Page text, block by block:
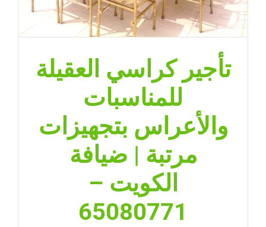
تأجير كراسي العقيلة
للمناسبات
والأعراس بتجهيزات
مرتبة | ضيافة
الكويت –
65080771